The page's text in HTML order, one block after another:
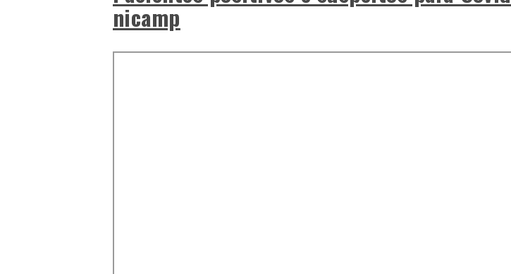
nicamp